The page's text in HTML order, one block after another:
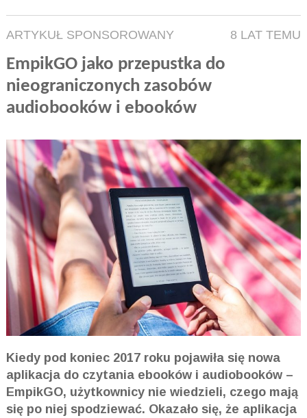
ARTYKUŁ SPONSOROWANY 8 LAT TEMU
EmpikGO jako przepustka do
nieograniczonych zasobów
audiobooków i ebooków
Kiedy pod koniec 2017 roku pojawiła się nowa
aplikacja do czytania ebooków i audiobooków –
EmpikGO, użytkownicy nie wiedzieli, czego mają
się po niej spodziewać. Okazało się, że aplikacja